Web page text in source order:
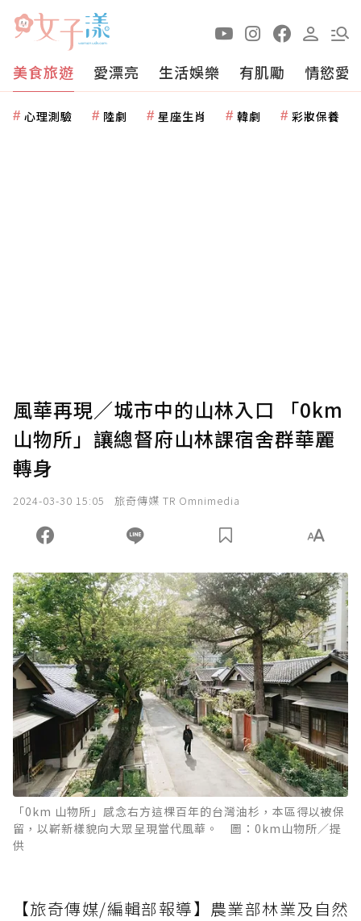
美食旅遊 愛漂亮 生活娛樂 有肌勵 情慾愛
心理測驗 陸劇 星座生肖 韓劇 彩妝保養
風華再現／城市中的山林入口 「0km
山物所」讓總督府山林課宿舍群華麗
轉身
2024-03-30 15:05 旅奇傳媒 TR Omnimedia
「0km 山物所」感念右方這棵百年的台灣油杉，本區得以被保
留，以嶄新樣貌向大眾呈現當代風華。 圖：0km山物所／提
供
【旅奇傳媒/編輯部報導】農業部林業及自然